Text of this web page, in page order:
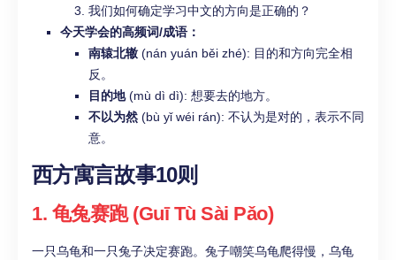
我们如何确定学习中文的方向是正确的？
今天学会的高频词/成语：
南辕北辙 (nán yuán běi zhé): 目的和方向完全相
反。
目的地(mù dì dì): 想要去的地方。
不以为然 (bù yǐ wéi rán): 不认为是对的，表示不同
意。
西方寓言故事10则
1. 龟兔赛跑 (Guī Tù Sài Pǎo)
一只乌龟和一只兔子决定赛跑。兔子嘲笑乌龟爬得慢，乌龟